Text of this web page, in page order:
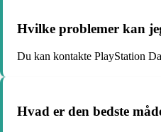
Hvilke problemer kan
Du kan kontakte PlayStation
Hvad er den bedste